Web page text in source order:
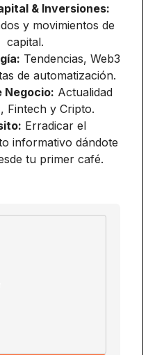
& Inversiones:
y movimientos de
capital.
Tendencias, Web3
de automatización.
Negocio: Actualidad
Fintech y Cripto.
Erradicar el
informativo dándote
tu primer café.